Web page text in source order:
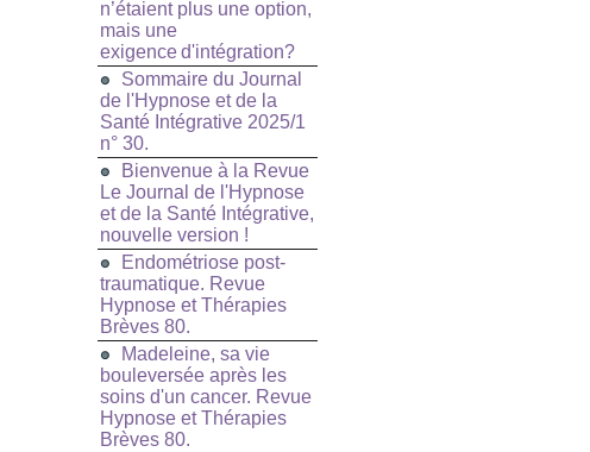
n’étaient plus une option,
mais une
exigence d'intégration?
Sommaire du Journal
de l'Hypnose et de la
Santé Intégrative 2025/1
n° 30.
Bienvenue à la Revue
Le Journal de l'Hypnose
et de la Santé Intégrative,
nouvelle version !
Endométriose post-
traumatique. Revue
Hypnose et Thérapies
Brèves 80.
Madeleine, sa vie
bouleversée après les
soins d'un cancer. Revue
Hypnose et Thérapies
Brèves 80.